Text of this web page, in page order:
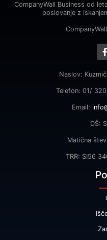
CompanyWall Business od
poslovanje z
Naslov:
Telefon: 01/
Email:
DŠ:
Matična
TRR: SI56